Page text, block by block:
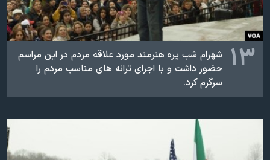
۱۳
شهرام شب پره هنرمند مورد علاقه مردم در اين مراسم
حضور داشت و با اجرای ترانه های مناسب مردم را
سرگرم کرد.